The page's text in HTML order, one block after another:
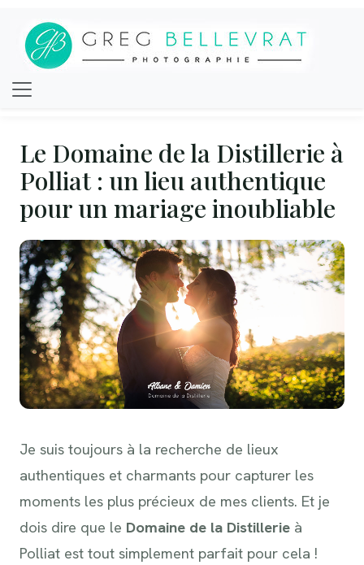
Le Domaine de la Distillerie à
Polliat : un lieu authentique
pour un mariage inoubliable
Je suis toujours à la recherche de lieux
authentiques et charmants pour capturer les
moments les plus précieux de mes clients. Et je
dois dire que le Domaine de la Distillerie à
Polliat est tout simplement parfait pour cela !